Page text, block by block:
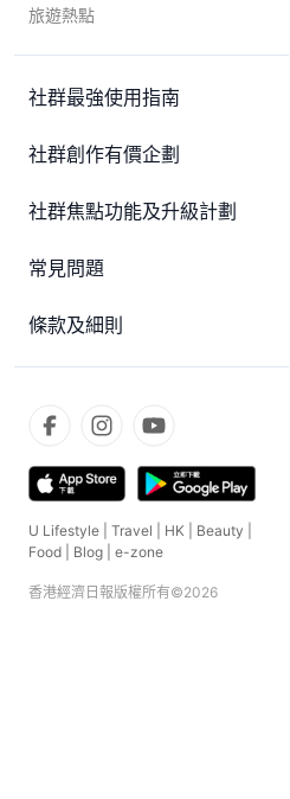
旅遊熱點
社群最強使用指南
社群創作有價企劃
社群焦點功能及升級計劃
常見問題
條款及細則
U Lifestyle Travel HK Beauty
Food
Blog e-zone
香港經濟日報版權所有©2026